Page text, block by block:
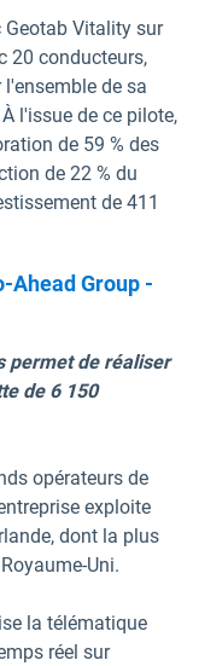
Geotab Vitality sur
20 conducteurs,
de sa
l'issue de ce pilote,
de 59 % des
de 22 % du
de 411
Ahead Group -
permet de réaliser
de 6 150
opérateurs de
exploite
dont la plus
Uni.
la télématique
réel sur